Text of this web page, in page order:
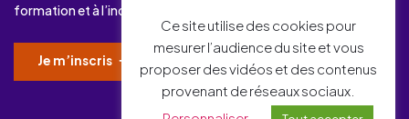
formation et à l’industrie.
Je m’inscris
Ce site utilise des cookies pour
mesurer l’audience du site et vous
proposer des vidéos et des contenus
provenant de réseaux sociaux.